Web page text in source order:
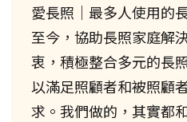
愛長照｜最多人使用的
至今，協助長照家庭解
衷，積極整合多元的長
以滿足照顧者和被照顧
求。我們做的，其實都